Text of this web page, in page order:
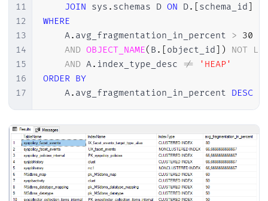
11
12
13
14
15
16
17
JOIN sys . schemas D ON D. schema_id
WHERE
    A
. avg_fragmentation_in_percent > 30
AND OBJECT_NAME( B . object_id ) NOT
AND A. index_type_desc !=
'HEAP'
ORDER BY
    A
. avg_fragmentation_in_percent DESC